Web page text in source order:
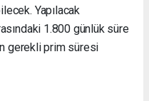
Yapılacak
1.800 günlük süre
gerekli prim süresi